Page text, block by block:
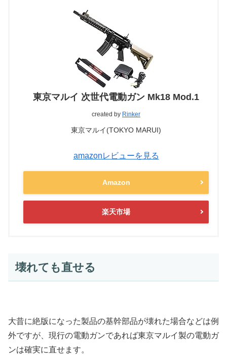
東京マルイ 次世代電動ガン Mk18 Mod.1
created by Rinker
東京マルイ(TOKYO MARUI)
amazonレビューを見る
Amazon
楽天市場
壊れても直せる
大昔に絶版になった製品の基幹部品が壊れた場合などは例
外ですが、現行の電動ガンであれば東京マルイ製の電動ガ
ンは確実に直せます。